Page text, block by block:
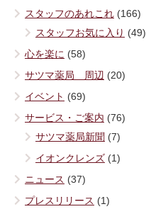
スタッフのあれこれ (166)
スタッフお気に入り (49)
心を楽に (58)
サツマ薬局 周辺 (20)
イベント (69)
サービス・ご案内 (76)
サツマ薬局新聞 (7)
イオンクレンズ (1)
ニュース (37)
プレスリリース (1)